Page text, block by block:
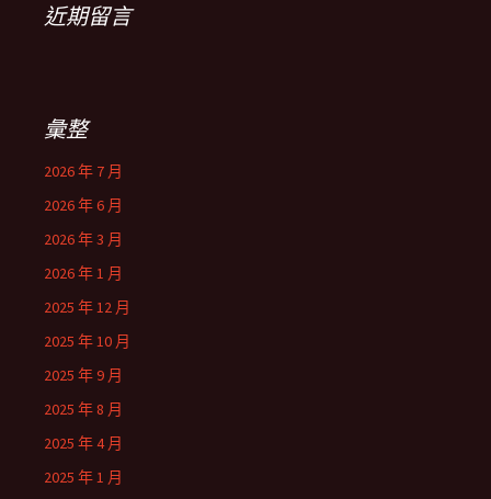
近期留言
彙整
2026 年 7 月
2026 年 6 月
2026 年 3 月
2026 年 1 月
2025 年 12 月
2025 年 10 月
2025 年 9 月
2025 年 8 月
2025 年 4 月
2025 年 1 月